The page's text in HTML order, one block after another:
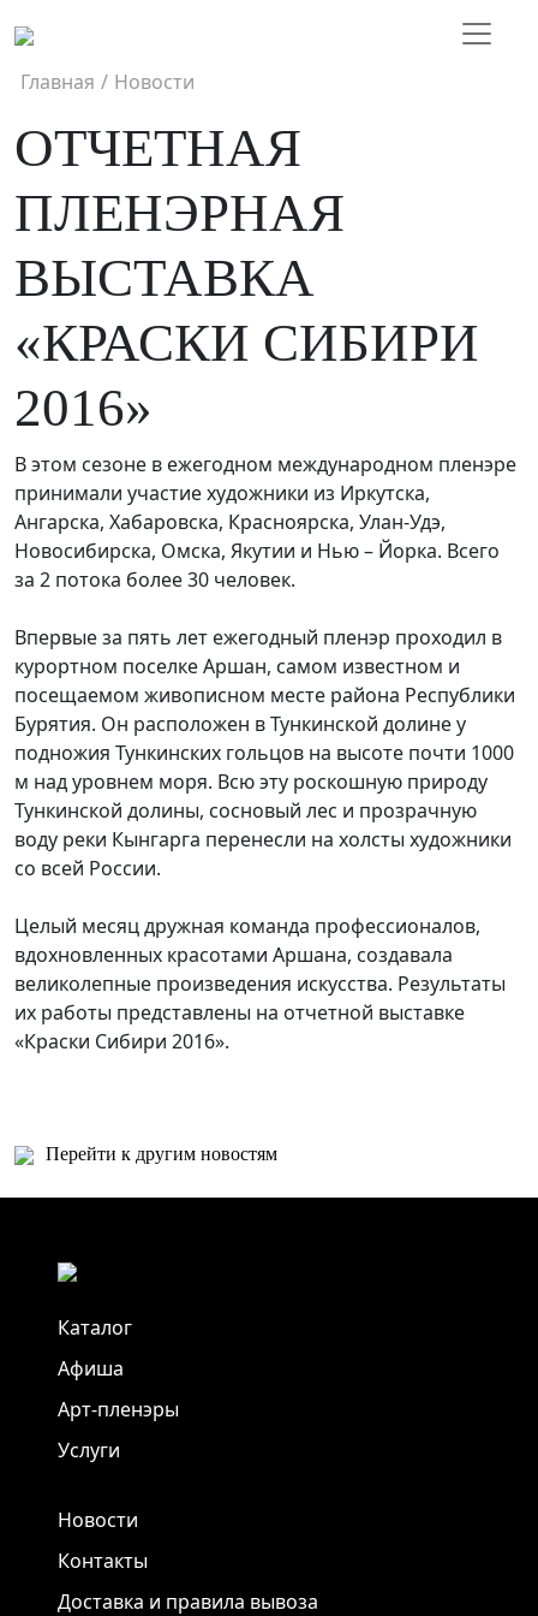
Главная / Новости
ОТЧЕТНАЯ
ПЛЕНЭРНАЯ
ВЫСТАВКА
«КРАСКИ СИБИРИ
2016»
В этом сезоне в ежегодном международном пленэре
принимали участие художники из Иркутска,
Ангарска, Хабаровска, Красноярска, Улан-Удэ,
Новосибирска, Омска, Якутии и Нью – Йорка. Всего
за 2 потока более 30 человек.
Впервые за пять лет ежегодный пленэр проходил в
курортном поселке Аршан, самом известном и
посещаемом живописном месте района Республики
Бурятия. Он расположен в Тункинской долине у
подножия Тункинских гольцов на высоте почти 1000
м над уровнем моря. Всю эту роскошную природу
Тункинской долины, сосновый лес и прозрачную
воду реки Кынгарга перенесли на холсты художники
со всей России.
Целый месяц дружная команда профессионалов,
вдохновленных красотами Аршана, создавала
великолепные произведения искусства. Результаты
их работы представлены на отчетной выставке
«Краски Сибири 2016».
Перейти к другим новостям
Каталог
Афиша
Арт-пленэры
Услуги
Новости
Контакты
Доставка и правила вывоза